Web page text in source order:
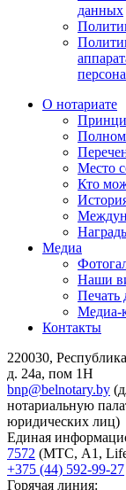
данных
О нотариате
Место
Кто
Медиа
Наши
Печать
Медиа-
Контакты
220030,
д. 24а, пом 1Н
bnp@belnotary.by
нотариальную
юридических лиц)
Единая
7572 (МТС, A1,
+375 (44) 592-99-27
Горячая линия: